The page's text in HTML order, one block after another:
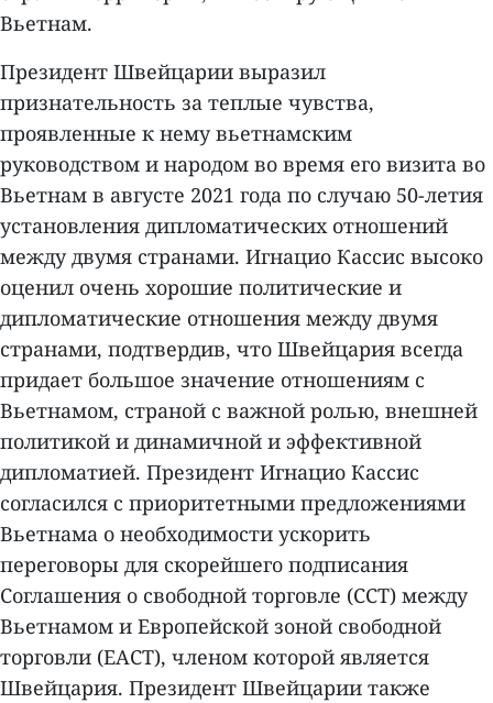
Вьетнам.
Президент Швейцарии выразил
признательность за теплые чувства,
проявленные к нему вьетнамским
руководством и народом во время его визита во
Вьетнам в августе 2021 года по случаю 50-летия
установления дипломатических отношений
между двумя странами. Игнацио Кассис высоко
оценил очень хорошие политические и
дипломатические отношения между двумя
странами, подтвердив, что Швейцария всегда
придает большое значение отношениям с
Вьетнамом, страной с важной ролью, внешней
политикой и динамичной и эффективной
дипломатией. Президент Игнацио Кассис
согласился с приоритетными предложениями
Вьетнама о необходимости ускорить
переговоры для скорейшего подписания
Соглашения о свободной торговле (ССТ) между
Вьетнамом и Европейской зоной свободной
торговли (ЕАСТ), членом которой является
Швейцария. Президент Швейцарии также